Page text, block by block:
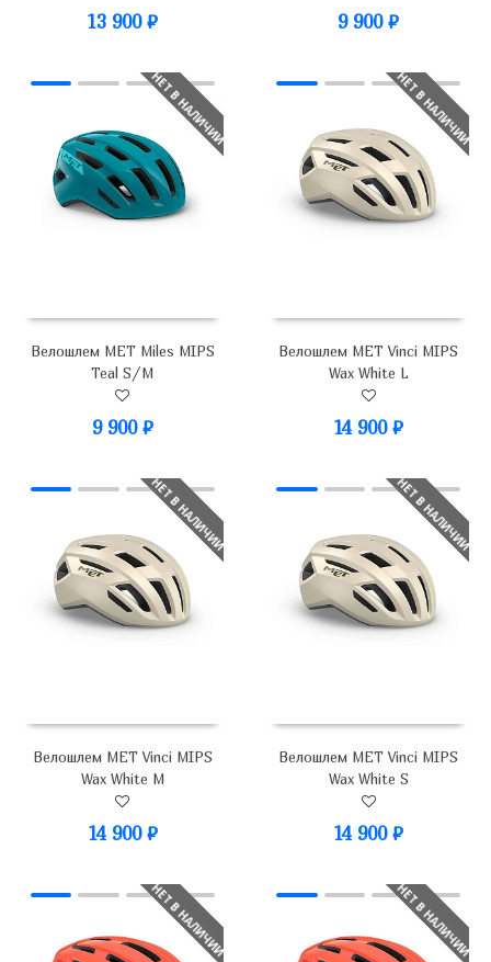
13 900₽ 9 900₽
НЕТ В НАЛИЧИИ
Велошлем MET Miles MIPS
Teal S/M
9 900 ₽
НЕТ В НАЛИЧИИ
Велошлем MET Vinci MIPS
Wax White L
14 900₽
НЕТ В НАЛИЧИИ
Велошлем MET Vinci MIPS
Wax White M
14 900 ₽
НЕТ В НАЛИЧИИ
Велошлем MET Vinci MIPS
Wax White S
14 900₽
НЕТ В НАЛИЧИИ НЕТ В НАЛИЧИИ